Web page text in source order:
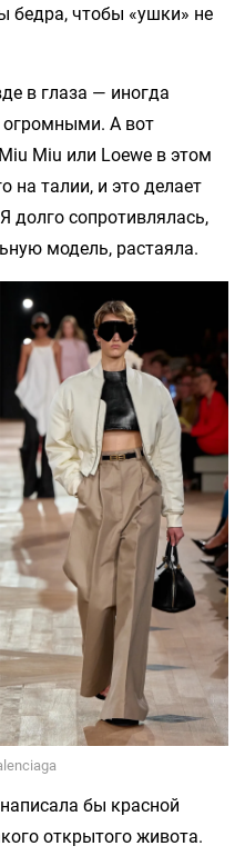
бедра, чтобы «ушки» не
в глаза — иногда
огромными. А вот
Miu или Loewe в этом
на талии, и это делает
долго сопротивлялась,
модель, растаяла.
бы красной
открытого живота.